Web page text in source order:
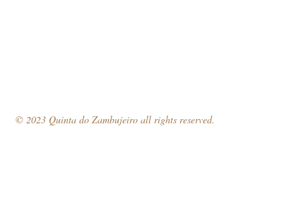
© 2023 Quinta do Zambujeiro all rights reserved.